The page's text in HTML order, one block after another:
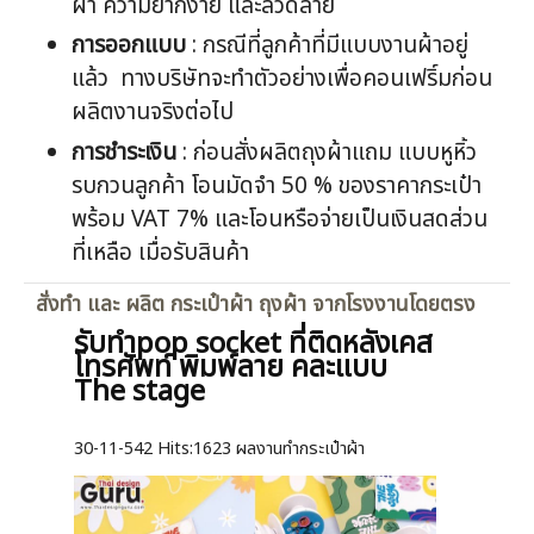
การออกแบบ : กรณีที่ลูกค้าที่มีแบบงานผ้าอยู่
แล้ว ทางบริษัทจะทำตัวอย่างเพื่อคอนเฟริ์มก่อน
ผลิตงานจริงต่อไป
การชำระเงิน : ก่อนสั่งผลิตถุงผ้าแถม แบบหูหิ้ว
รบกวนลูกค้า โอนมัดจำ 50 % ของราคากระเป๋า
พร้อม VAT 7% และโอนหรือจ่ายเป็นเงินสดส่วน
ที่เหลือ เมื่อรับสินค้า
สั่งทำ และ ผลิต กระเป๋าผ้า ถุงผ้า จากโรงงานโดยตรง
รับทำpop socket ที่ติดหลังเคส
โทรศัพท์ พิมพ์ลาย คละแบบ
The stage
30-11-542 Hits:1623 ผลงานทำกระเป๋าผ้า